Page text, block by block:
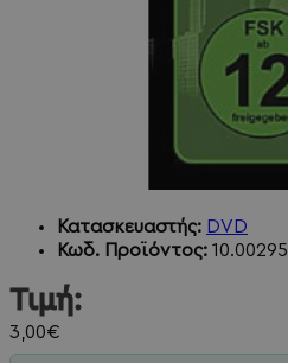
Κατασκευαστής: DVD
Κωδ. Προϊόντος: 10.00295
Τιμή:
3,00€